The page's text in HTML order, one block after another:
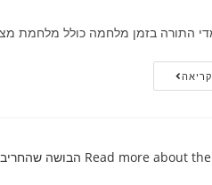
התורה בזמן מלחמה כולל מלחמת